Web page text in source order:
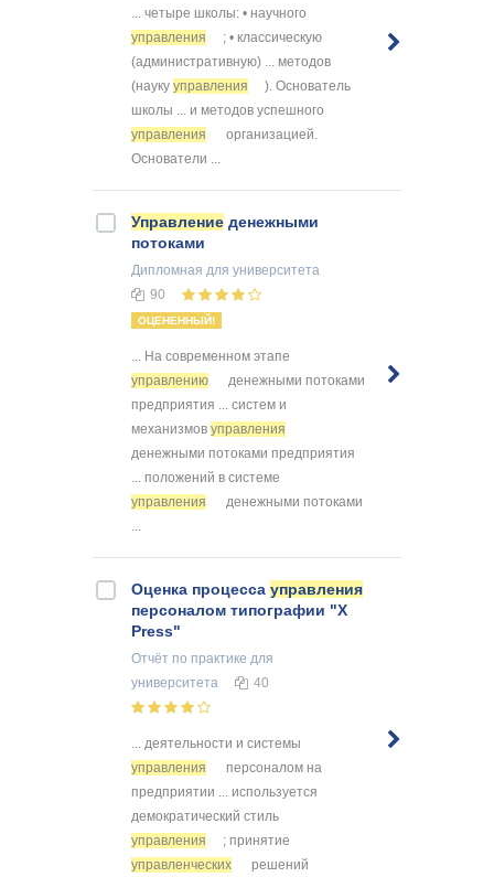
... четыре школы: • научного
управления
; • классическую
(административную) ... методов
(науку управления
). Основатель
школы ... и методов успешного
управления
организацией.
Основатели ...
Управление денежными
потоками
Дипломная для университета
90
ОЦЕНЕННЫЙ!
... На современном этапе
управлению
денежными потоками
предприятия ... систем и
механизмов управления
денежными потоками предприятия
... положений в системе
управления
денежными потоками
...
Оценка процесса управления
персоналом типографии "X
Press"
Отчёт по практике для
университета
40
... деятельности и системы
управления
персоналом на
предприятии ... используется
демократический стиль
управления
; принятие
управленческих
решений